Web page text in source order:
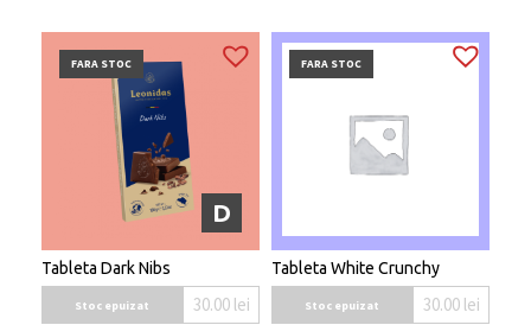
FARA STOC
D
Tableta Dark Nibs
Stoc epuizat 30.00 lei
FARA STOC
Tableta White Crunchy
Stoc epuizat 30.00 lei